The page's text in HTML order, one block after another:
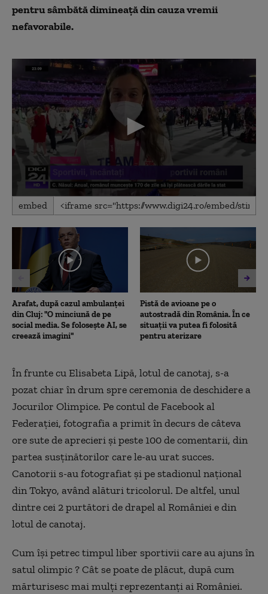
pentru sâmbătă dimineață din cauza vremii
nefavorabile.
0
seconds
2
minutes,
seconds
embed
Arafat, după cazul ambulanței
din Cluj: "O minciună de pe
social media. Se folosește AI, se
creează imagini"
Pistă de avioane pe o
autostradă din România. În ce
situații va putea fi folosită
pentru aterizare
În frunte cu Elisabeta Lipă, lotul de canotaj, s-a
pozat chiar în drum spre ceremonia de deschidere a
Jocurilor Olimpice. Pe contul de Facebook al
Federației, fotografia a primit în decurs de câteva
ore sute de aprecieri și peste 100 de comentarii, din
partea susținătorilor care le-au urat succes.
Canotorii s-au fotografiat și pe stadionul național
din Tokyo, având alături tricolorul. De altfel, unul
dintre cei 2 purtători de drapel al României e din
lotul de canotaj.
Cum își petrec timpul liber sportivii care au ajuns în
satul olimpic ? Cât se poate de plăcut, după cum
mărturisesc mai mulți reprezentanți ai României.